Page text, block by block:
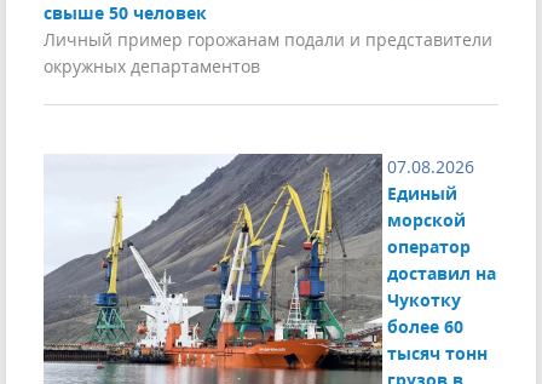
свыше 50 человек
Личный пример горожанам подали и представители
окружных департаментов
07.08.2026
Единый
морской
оператор
доставил на
Чукотку
более 60
тысяч тонн